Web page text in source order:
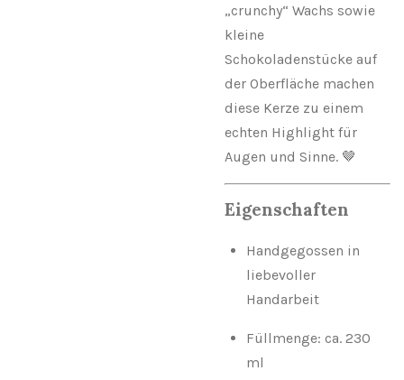
„crunchy“ Wachs sowie
kleine
Schokoladenstücke auf
der Oberfläche machen
diese Kerze zu einem
echten Highlight für
Augen und Sinne. 🤎
Eigenschaften
Handgegossen in
liebevoller
Handarbeit
Füllmenge: ca. 230
ml